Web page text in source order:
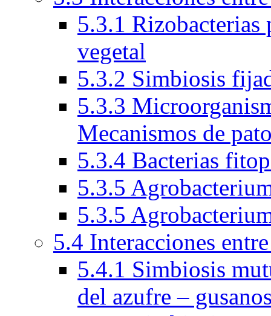
5.3.1
vegetal
5.3.2 Simbiosis
5.3.3
Mecanismos de
5.3.4 Bacterias
5.3.5
5.3.5
5.4 Interacciones
5.4.1 Simbiosis
del azufre –